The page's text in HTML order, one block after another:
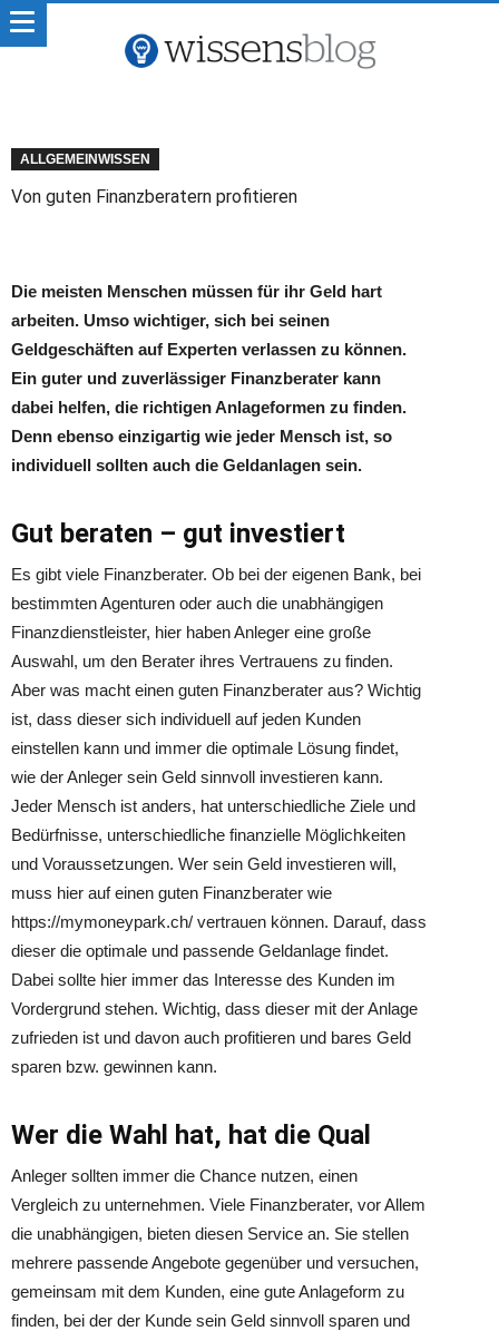
ALLGEMEINWISSEN
Von guten Finanzberatern profitieren
Die meisten Menschen müssen für ihr Geld hart
arbeiten. Umso wichtiger, sich bei seinen
Geldgeschäften auf Experten verlassen zu können.
Ein guter und zuverlässiger Finanzberater kann
dabei helfen, die richtigen Anlageformen zu finden.
Denn ebenso einzigartig wie jeder Mensch ist, so
individuell sollten auch die Geldanlagen sein.
Gut beraten – gut investiert
Es gibt viele Finanzberater. Ob bei der eigenen Bank, bei
bestimmten Agenturen oder auch die unabhängigen
Finanzdienstleister, hier haben Anleger eine große
Auswahl, um den Berater ihres Vertrauens zu finden.
Aber was macht einen guten Finanzberater aus? Wichtig
ist, dass dieser sich individuell auf jeden Kunden
einstellen kann und immer die optimale Lösung findet,
wie der Anleger sein Geld sinnvoll investieren kann.
Jeder Mensch ist anders, hat unterschiedliche Ziele und
Bedürfnisse, unterschiedliche finanzielle Möglichkeiten
und Voraussetzungen. Wer sein Geld investieren will,
muss hier auf einen guten Finanzberater wie
https://mymoneypark.ch/ vertrauen können. Darauf, dass
dieser die optimale und passende Geldanlage findet.
Dabei sollte hier immer das Interesse des Kunden im
Vordergrund stehen. Wichtig, dass dieser mit der Anlage
zufrieden ist und davon auch profitieren und bares Geld
sparen bzw. gewinnen kann.
Wer die Wahl hat, hat die Qual
Anleger sollten immer die Chance nutzen, einen
Vergleich zu unternehmen. Viele Finanzberater, vor Allem
die unabhängigen, bieten diesen Service an. Sie stellen
mehrere passende Angebote gegenüber und versuchen,
gemeinsam mit dem Kunden, eine gute Anlageform zu
finden, bei der der Kunde sein Geld sinnvoll sparen und